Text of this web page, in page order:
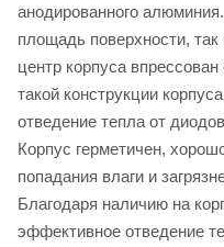
анодированного
площадь поверхности,
центр корпуса
такой конструкции
отведение тепла от
Корпус герметичен,
попадания влаги и
Благодаря наличию на
эффективное отведение